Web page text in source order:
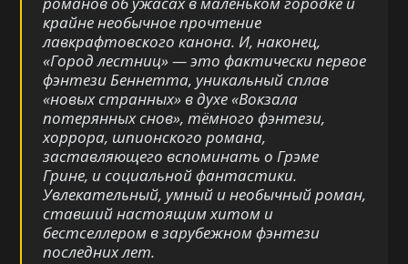
крайне необычное прочтение
лавкрафтовского канона. И, наконец,
«Город лестниц» — это фактически первое
фэнтези Беннетта, уникальный сплав
«новых странных» в духе «Вокзала
потерянных снов», тёмного фэнтези,
хоррора, шпионского романа,
заставляющего вспоминать о Грэме
Грине, и социальной фантастики.
Увлекательный, умный и необычный роман,
ставший настоящим хитом и
бестселлером в зарубежном фэнтези
последних лет.